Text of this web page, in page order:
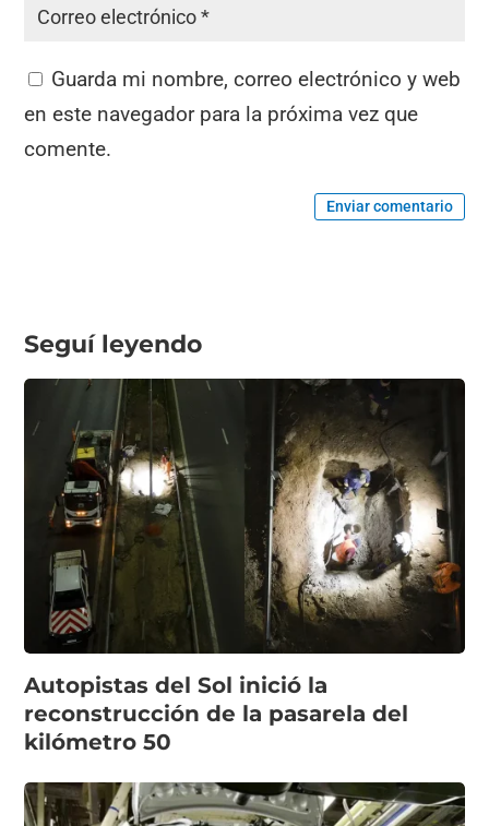
Guarda mi nombre, correo electrónico y web
en este navegador para la próxima vez que
comente.
Enviar comentario
Seguí leyendo
Autopistas del Sol inició la
reconstrucción de la pasarela del
kilómetro 50